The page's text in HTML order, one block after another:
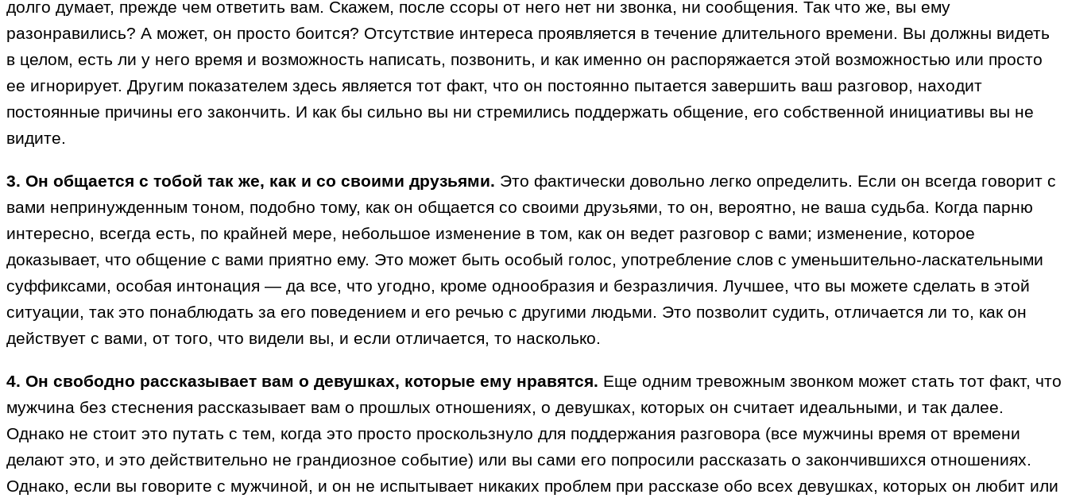
долго думает, прежде чем ответить вам. Скажем, после ссоры от него нет ни звонка, ни сообщения. Так что же, вы ему
разонравились? А может, он просто боится? Отсутствие интереса проявляется в течение длительного времени. Вы должны видеть
в целом, есть ли у него время и возможность написать, позвонить, и как именно он распоряжается этой возможностью или просто
ее игнорирует. Другим показателем здесь является тот факт, что он постоянно пытается завершить ваш разговор, находит
постоянные причины его закончить. И как бы сильно вы ни стремились поддержать общение, его собственной инициативы вы не
видите.
3. Он общается с тобой так же, как и со своими друзьями. Это фактически довольно легко определить. Если он всегда говорит с
вами непринужденным тоном, подобно тому, как он общается со своими друзьями, то он, вероятно, не ваша судьба. Когда парню
интересно, всегда есть, по крайней мере, небольшое изменение в том, как он ведет разговор с вами; изменение, которое
доказывает, что общение с вами приятно ему. Это может быть особый голос, употребление слов с уменьшительно-ласкательными
суффиксами, особая интонация — да все, что угодно, кроме однообразия и безразличия. Лучшее, что вы можете сделать в этой
ситуации, так это понаблюдать за его поведением и его речью с другими людьми. Это позволит судить, отличается ли то, как он
действует с вами, от того, что видели вы, и если отличается, то насколько.
4. Он свободно рассказывает вам о девушках, которые ему нравятся. Еще одним тревожным звонком может стать тот факт, что
мужчина без стеснения рассказывает вам о прошлых отношениях, о девушках, которых он считает идеальными, и так далее.
Однако не стоит это путать с тем, когда это просто проскользнуло для поддержания разговора (все мужчины время от времени
делают это, и это действительно не грандиозное событие) или вы сами его попросили рассказать о закончившихся отношениях.
Однако, если вы говорите с мужчиной, и он не испытывает никаких проблем при рассказе обо всех девушках, которых он любит или